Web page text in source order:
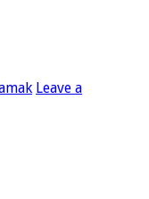
Leave a